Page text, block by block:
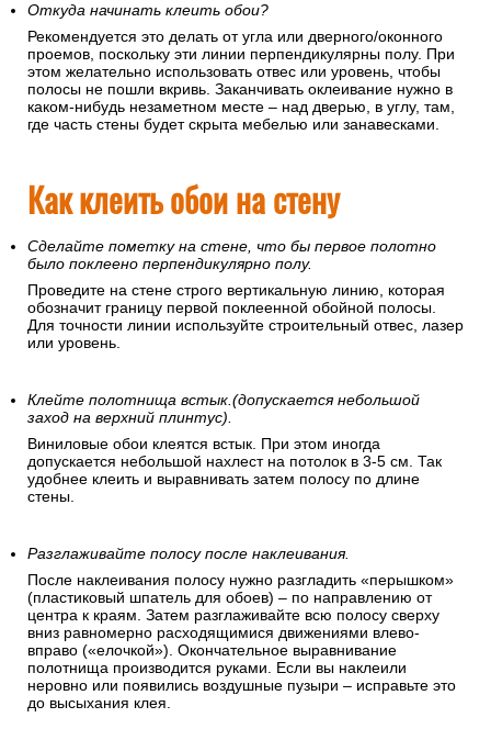
Откуда начинать клеить обои?
Рекомендуется это делать от угла или дверного/оконного
проемов, поскольку эти линии перпендикулярны полу. При
этом желательно использовать отвес или уровень, чтобы
полосы не пошли вкривь. Заканчивать оклеивание нужно в
каком-нибудь незаметном месте – над дверью, в углу, там,
где часть стены будет скрыта мебелью или занавесками.
Как клеить обои на стену
Сделайте пометку на стене, что бы первое полотно
было поклеено перпендикулярно полу.
Проведите на стене строго вертикальную линию, которая
обозначит границу первой поклеенной обойной полосы.
Для точности линии используйте строительный отвес, лазер
или уровень.
Клейте полотнища встык.(допускается небольшой
заход на верхний плинтус).
Виниловые обои клеятся встык. При этом иногда
допускается небольшой нахлест на потолок в 3-5 см. Так
удобнее клеить и выравнивать затем полосу по длине
стены.
Разглаживайте полосу после наклеивания.
После наклеивания полосу нужно разгладить «перышком»
(пластиковый шпатель для обоев) – по направлению от
центра к краям. Затем разглаживайте всю полосу сверху
вниз равномерно расходящимися движениями влево-
вправо («елочкой»). Окончательное выравнивание
полотнища производится руками. Если вы наклеили
неровно или появились воздушные пузыри – исправьте это
до высыхания клея.